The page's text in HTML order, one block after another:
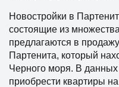
Новостройки в
состоящие из
предлагаются в
Партенита, который
Черного моря. В
приобрести квартиры